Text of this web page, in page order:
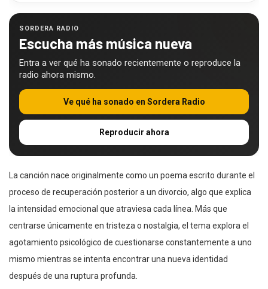
SORDERA RADIO
Escucha más música nueva
Entra a ver qué ha sonado recientemente o reproduce la
radio ahora mismo.
Ve qué ha sonado en Sordera Radio
Reproducir ahora
La canción nace originalmente como un poema escrito durante el
proceso de recuperación posterior a un divorcio, algo que explica
la intensidad emocional que atraviesa cada línea. Más que
centrarse únicamente en tristeza o nostalgia, el tema explora el
agotamiento psicológico de cuestionarse constantemente a uno
mismo mientras se intenta encontrar una nueva identidad
después de una ruptura profunda.